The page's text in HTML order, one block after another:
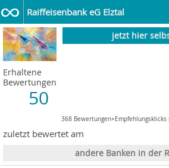
Raiffeisenbank eG Elztal
jetzt hier
Erhaltene
Bewertungen
50
368
zuletzt bewertet am
andere Banken in der